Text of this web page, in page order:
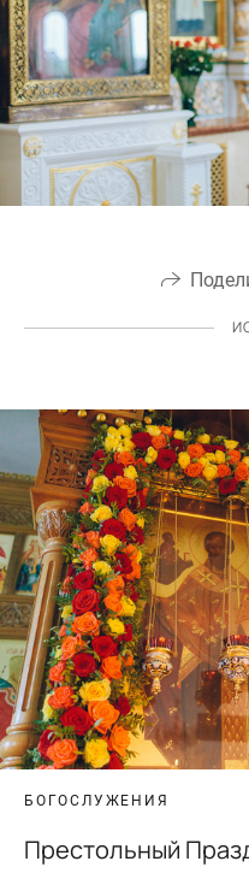
БОГОСЛУЖЕНИЯ
Престольный